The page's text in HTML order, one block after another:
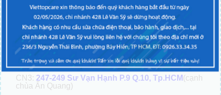
CN1:54 Xô Viết Nghệ Tĩnh P.19 – Q. Bình Thạnh
TP.HCM
(Gọi 0911 88 99 11 hoặc 088 839 2424 )
CN2:428 Lê Văn Sỹ P.2 Q.Tân bình TPHCM
(Gọi 0911 88 99 11 hoặc 088 839 2424 )
CN3: 247-249 Sư Vạn Hạnh P.9 Q.10, Tp.HCM (cạnh
chùa Ấn Quang)